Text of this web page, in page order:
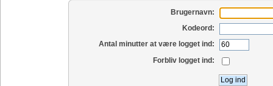
Brugernavn:
Kodeord:
Antal minutter at være logget ind:
Forbliv logget ind: